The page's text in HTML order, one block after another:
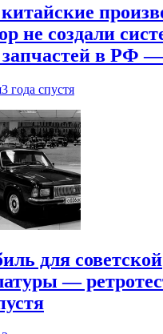
не создали
запчастей в РФ —
3 года спустя
для советской
—